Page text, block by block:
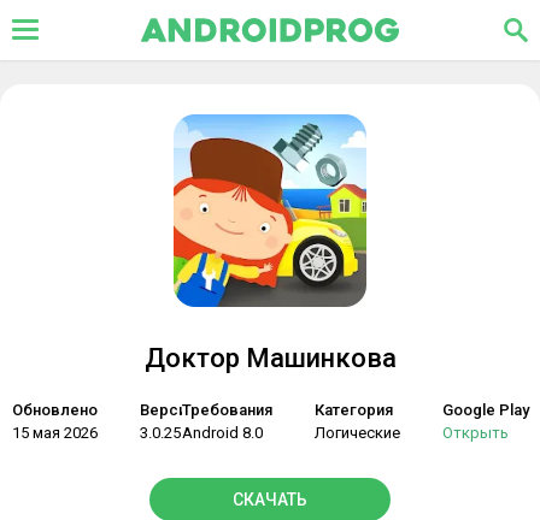
Доктор Машинкова
Обновлено
15 мая 2026
Версия
3.0.25
Требования
Android 8.0
Категория
Логические
Google Play
Открыть
СКАЧАТЬ